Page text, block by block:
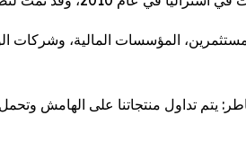
يتم تداول منتجاتنا على الهامش